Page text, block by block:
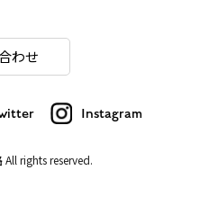
わせ
Instagram
All rights reserved.